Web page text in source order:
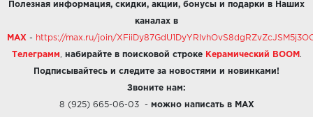
Полезная информация, скидки, акции, бонусы и подарки в Наших
каналах в
MAX - https://max.ru/join/
Телеграмм набирайте в поисковой строке Керамический BOOM .
Подписывайтесь и следите за новостями и новинками!
Звоните нам:
8 (925) 665-06-03- можно написать в MAX